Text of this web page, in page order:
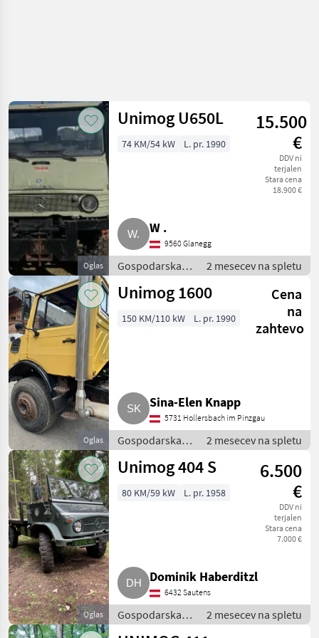
Oglas
Unimog U650L
15.500
€
DDV ni
terjalen
Stara cena
18.900 €
74 KM/54 kW L. pr. 1990
W .
9560 Glanegg
Gospodarska
vozila /
Tovornjak
2 mesecev na spletu
Oglas
Unimog 1600
Cena
na
zahtevo
150 KM/110 kW L. pr. 1990
Sina-Elen Knapp
5731 Hollersbach im Pinzgau
Gospodarska
vozila /
Tovornjak
2 mesecev na spletu
Oglas
Unimog 404 S
6.500
€
DDV ni
terjalen
Stara cena
7.000 €
80 KM/59 kW L. pr. 1958
Dominik Haberditzl
6432 Sautens
Gospodarska
vozila /
2 mesecev na spletu